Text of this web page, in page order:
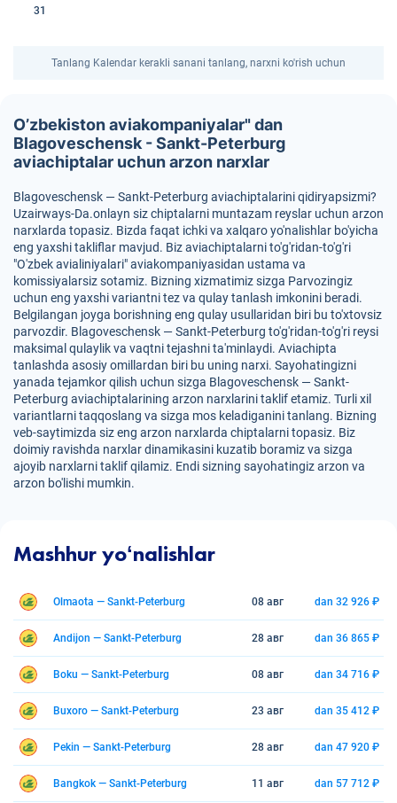
31
Tanlang Kalendar kerakli sanani tanlang, narxni ko'rish uchun
O’zbekiston aviakompaniyalar" dan
Blagoveschensk - Sankt-Peterburg
aviachiptalar uchun arzon narxlar
Blagoveschensk — Sankt-Peterburg aviachiptalarini qidiryapsizmi?
Uzairways-Da.onlayn siz chiptalarni muntazam reyslar uchun arzon
narxlarda topasiz. Bizda faqat ichki va xalqaro yo'nalishlar bo'yicha
eng yaxshi takliflar mavjud. Biz aviachiptalarni to'g'ridan-to'g'ri
"O'zbek avialiniyalari" aviakompaniyasidan ustama va
komissiyalarsiz sotamiz. Bizning xizmatimiz sizga Parvozingiz
uchun eng yaxshi variantni tez va qulay tanlash imkonini beradi.
Belgilangan joyga borishning eng qulay usullaridan biri bu to'xtovsiz
parvozdir. Blagoveschensk — Sankt-Peterburg to'g'ridan-to'g'ri reysi
maksimal qulaylik va vaqtni tejashni ta'minlaydi. Aviachipta
tanlashda asosiy omillardan biri bu uning narxi. Sayohatingizni
yanada tejamkor qilish uchun sizga Blagoveschensk — Sankt-
Peterburg aviachiptalarining arzon narxlarini taklif etamiz. Turli xil
variantlarni taqqoslang va sizga mos keladiganini tanlang. Bizning
veb-saytimizda siz eng arzon narxlarda chiptalarni topasiz. Biz
doimiy ravishda narxlar dinamikasini kuzatib boramiz va sizga
ajoyib narxlarni taklif qilamiz. Endi sizning sayohatingiz arzon va
arzon bo'lishi mumkin.
Mashhur yoʻnalishlar
Olmaota — Sankt-Peterburg 08 авг dan 32 926 ₽
Andijon — Sankt-Peterburg 28 авг dan 36 865 ₽
Boku — Sankt-Peterburg 08 авг dan 34 716 ₽
Buxoro — Sankt-Peterburg 23 авг dan 35 412 ₽
Pekin — Sankt-Peterburg 28 авг dan 47 920 ₽
Bangkok — Sankt-Peterburg 11 авг dan 57 712 ₽